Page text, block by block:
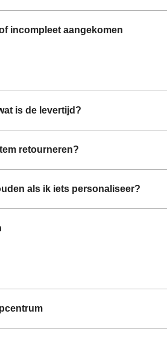
incompleet aangekomen
is de levertijd?
retourneren?
als ik iets personaliseer?